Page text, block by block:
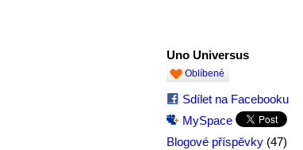
Uno Universus
Oblíbené
Sdílet na Facebooku
MySpace
Blogové příspěvky(47)